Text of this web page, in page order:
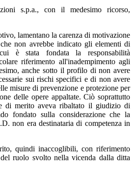
s.p.a., con il medesimo ricorso,
lamentano la carenza di motivazione
non avrebbe indicato gli elementi di
è stata fondata la responsabilità
riferimento all'inadempimento agli
anche sotto il profilo di non avere
sui rischi specifici e di non avere
misure di prevenzione e protezione per
delle opere appaltate. Ciò soprattutto
di merito aveva ribaltato il giudizio di
fondato sulla considerazione che la
non era destinataria di competenza in
quindi inaccoglibili, con riferimento
ruolo svolto nella vicenda dalla ditta